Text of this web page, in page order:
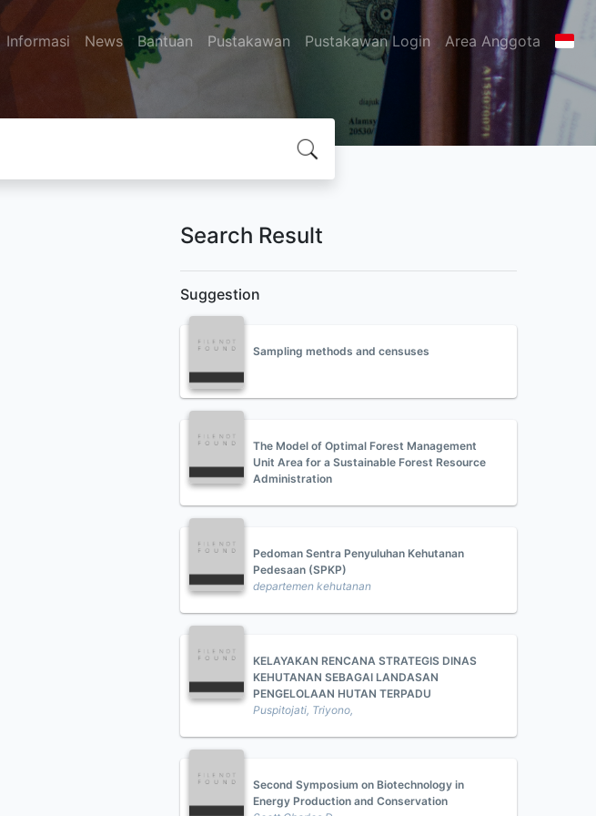
Informasi News Bantuan Pustakawan Pustakawan Login Area Anggota
Search Result
Suggestion
Sampling methods and censuses
The Model of Optimal Forest Management
Unit Area for a Sustainable Forest Resource
Administration
Pedoman Sentra Penyuluhan Kehutanan
Pedesaan (SPKP)
departemen kehutanan
KELAYAKAN RENCANA STRATEGIS DINAS
KEHUTANAN SEBAGAI LANDASAN
PENGELOLAAN HUTAN TERPADU
Puspitojati, Triyono,
Second Symposium on Biotechnology in
Energy Production and Conservation